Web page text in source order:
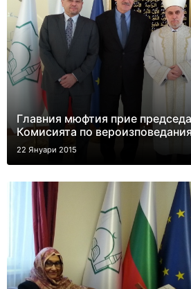
Главния мюфтия прие
Комисията по
22 Януари 2015